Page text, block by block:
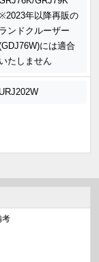
年以降再販の
ランドクルーザー
には適合
いたしません
URJ202W
考